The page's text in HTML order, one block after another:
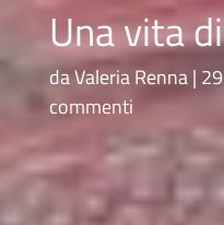
Una vita
daValeria Renna
commenti